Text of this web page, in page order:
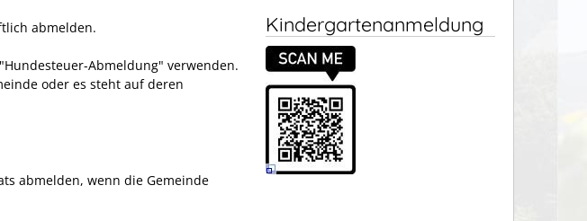
abmelden.
Abmeldung" verwenden.
oder es steht auf deren
abmelden, wenn die Gemeinde
Kindergartenanmeldung